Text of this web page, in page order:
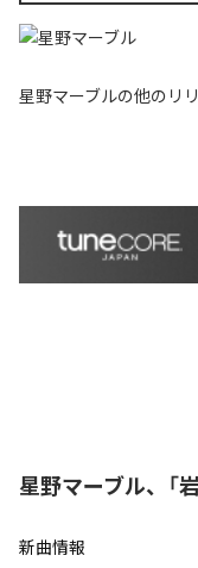
星野マーブルの他のリ
星野マーブル、「
新曲情報